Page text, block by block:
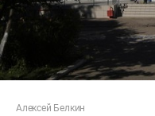
Алексей Белкин